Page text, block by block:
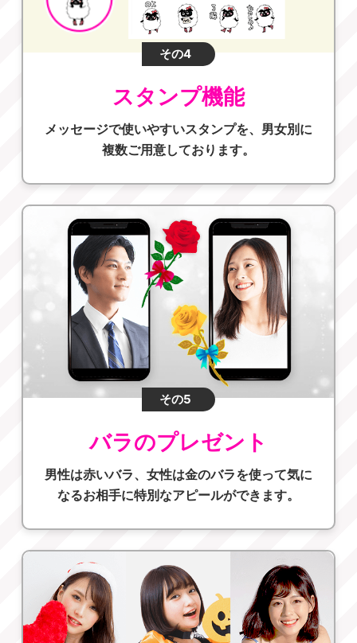
その4
スタンプ機能
メッセージで使いやすいスタンプを、男女別に
複数ご用意しております。
その5
バラのプレゼント
男性は赤いバラ、女性は金のバラを使って気に
なるお相手に特別なアピールができます。